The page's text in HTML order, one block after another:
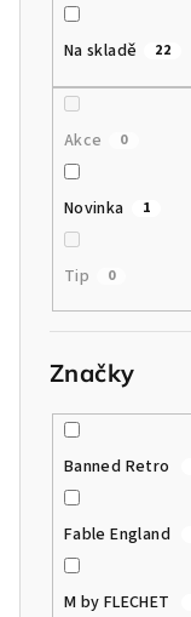
Na skladě 22
Akce 0
Novinka 1
Tip 0
Značky
Banned Retro
Fable England
M by FLECHET